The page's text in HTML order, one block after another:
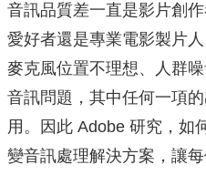
音訊品質差一直是影片創
愛好者還是專業電影製片
麥克風位置不理想、人群
音訊問題，其中任何一項
用。因此 Adobe 研究，如
變音訊處理解決方案，讓